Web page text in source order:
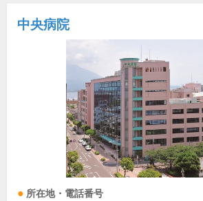
中央病院
所在地・電話番号